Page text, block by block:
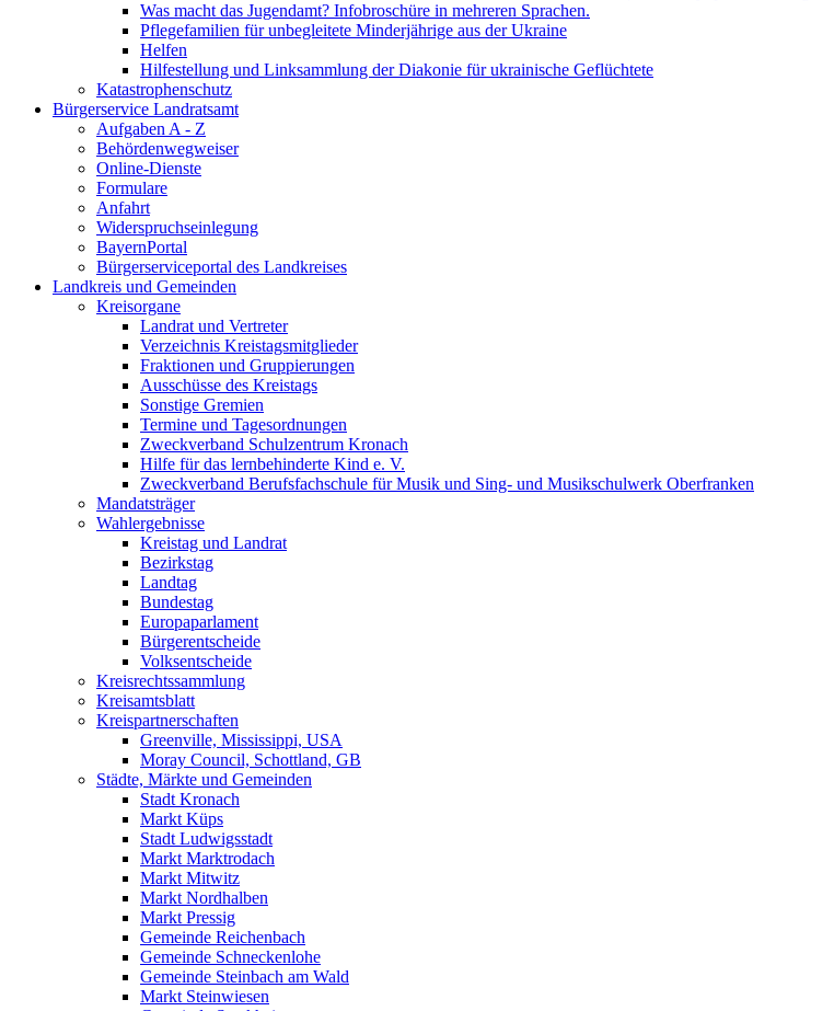
Was macht das Jugendamt? Infobroschüre in mehreren Sprachen.
Pflegefamilien für unbegleitete Minderjährige aus der Ukraine
Helfen
Hilfestellung und Linksammlung der Diakonie für ukrainische Geflüchtete
Katastrophenschutz
Bürgerservice Landratsamt
Aufgaben A - Z
Behördenwegweiser
Online-Dienste
Formulare
Anfahrt
Widerspruchseinlegung
BayernPortal
Bürgerserviceportal des Landkreises
Landkreis und Gemeinden
Kreisorgane
Landrat und Vertreter
Verzeichnis Kreistagsmitglieder
Fraktionen und Gruppierungen
Ausschüsse des Kreistags
Sonstige Gremien
Termine und Tagesordnungen
Zweckverband Schulzentrum Kronach
Hilfe für das lernbehinderte Kind e. V.
Zweckverband Berufsfachschule für Musik und Sing- und Musikschulwerk Oberfranken
Mandatsträger
Wahlergebnisse
Kreistag und Landrat
Bezirkstag
Landtag
Bundestag
Europaparlament
Bürgerentscheide
Volksentscheide
Kreisrechtssammlung
Kreisamtsblatt
Kreispartnerschaften
Greenville, Mississippi, USA
Moray Council, Schottland, GB
Städte, Märkte und Gemeinden
Stadt Kronach
Markt Küps
Stadt Ludwigsstadt
Markt Marktrodach
Markt Mitwitz
Markt Nordhalben
Markt Pressig
Gemeinde Reichenbach
Gemeinde Schneckenlohe
Gemeinde Steinbach am Wald
Markt Steinwiesen